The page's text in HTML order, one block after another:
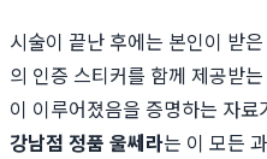
시술이 끝난 후에는 본인이 받
의 인증 스티커를 함께 제공받
이 이루어졌음을 증명하는 자료
강남점 정품 울쎄라는 이 모든